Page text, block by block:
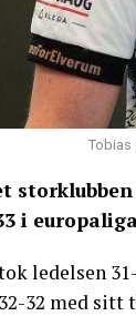
Tobias
i
ledelsen
32 med sitt